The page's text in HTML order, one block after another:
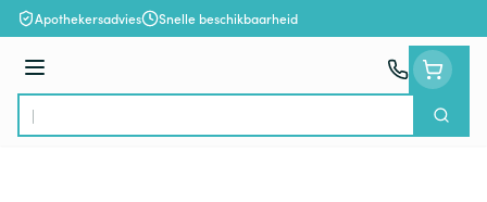
Ga naar de inhoud
Apothekersadvies Snelle beschikbaarheid
Menu
Product, merk, categorie...
Zoek